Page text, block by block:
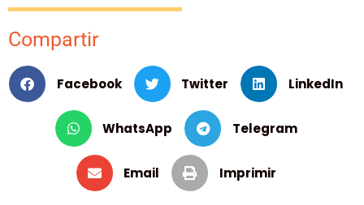
Compartir
Facebook Twitter LinkedIn
WhatsApp Telegram
Email Imprimir